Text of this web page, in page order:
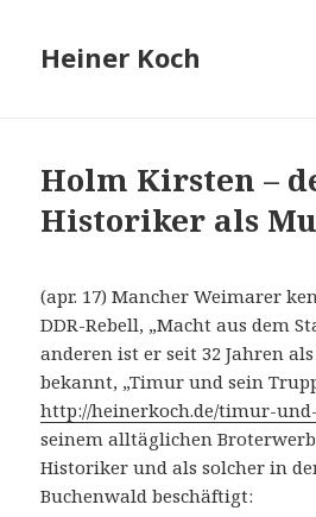
Heiner Koch
Holm Kirsten –
Historiker als
(apr. 17) Mancher Weimarer
DDR-Rebell, „Macht aus dem
anderen ist er seit 32 Jahren
bekannt, „Timur und sein
http://heinerkoch.de/timur-
seinem alltäglichen
Historiker und als solcher in
Buchenwald beschäftigt: